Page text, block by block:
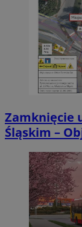
Zamknięcie
Śląskim –